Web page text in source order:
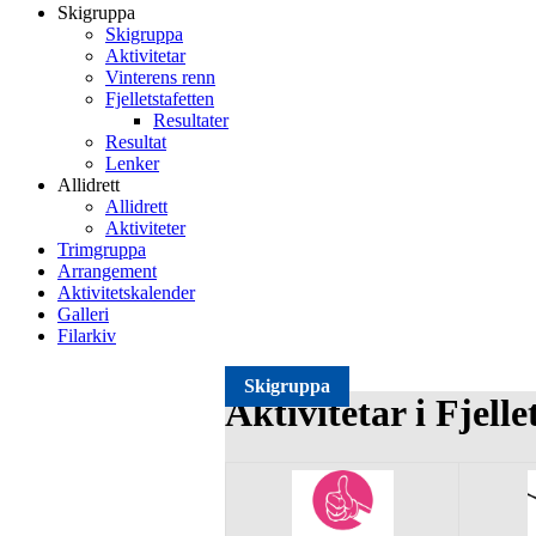
Skigruppa
Skigruppa
Aktivitetar
Vinterens renn
Fjelletstafetten
Resultater
Resultat
Lenker
Allidrett
Allidrett
Aktiviteter
Trimgruppa
Arrangement
Aktivitetskalender
Galleri
Filarkiv
Aktivitetar i
Skigruppa